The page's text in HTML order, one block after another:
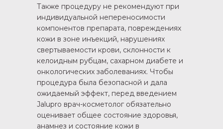
Также процедуру не рекомендуют при
индивидуальной непереносимости
компонентов препарата, повреждениях
кожи в зоне инъекций, нарушениях
свертываемости крови, склонности к
келоидным рубцам, сахарном диабете и
онкологических заболеваниях. Чтобы
процедура была безопасной и дала
ожидаемый эффект, перед введением
Jalupro врач-косметолог обязательно
оценивает общее состояние здоровья,
анамнез и состояние кожи в